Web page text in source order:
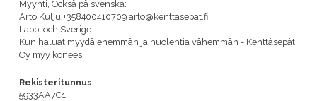
Myynti, Också på svenska:
Arto Kulju +358400410709 arto@kenttasepat.fi
Lappi och Sverige
Kun haluat myydä enemmän ja huolehtia vähemmän - Kenttäsepät
Oy myy koneesi
Rekisteritunnus
5933AA7C1